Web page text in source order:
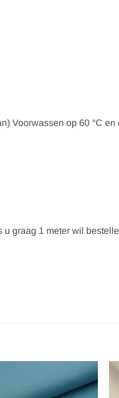
Voorwassen op 60 °C
u graag 1 meter wil
Toevoegen